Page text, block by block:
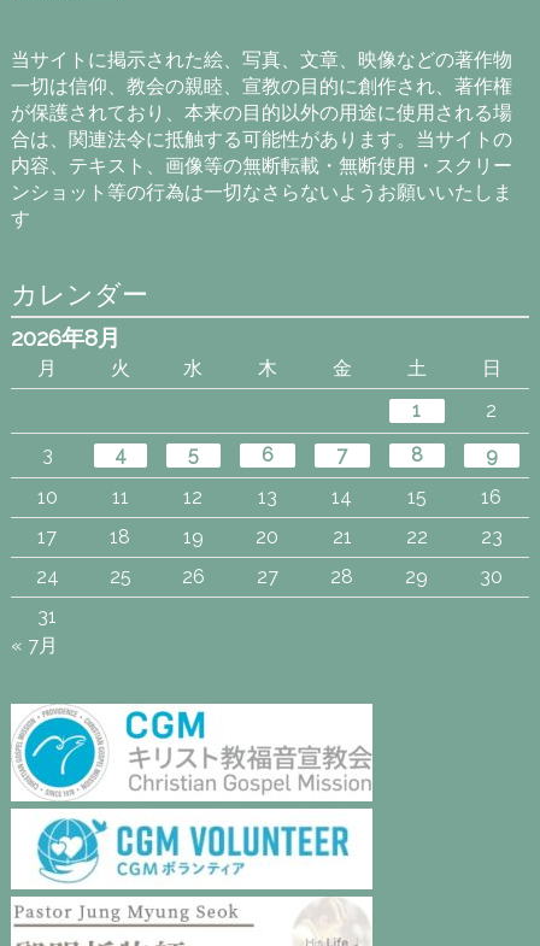
ブ
当サイトに掲示された絵、写真、文章、映像などの著作物
一切は信仰、教会の親睦、宣教の目的に創作され、著作権
が保護されており、本来の目的以外の用途に使用される場
合は、関連法令に抵触する可能性があります。当サイトの
内容、テキスト、画像等の無断転載・無断使用・スクリー
ンショット等の行為は一切なさらないようお願いいたしま
す
カレンダー
2026年8月
月 火 水 木 金 土
日
1
2
3
4 5 6 7 8
9
10
11 12 13 14 15
16
17
18 19 20 21 22
23
24
25 26 27 28 29
30
31
« 7月